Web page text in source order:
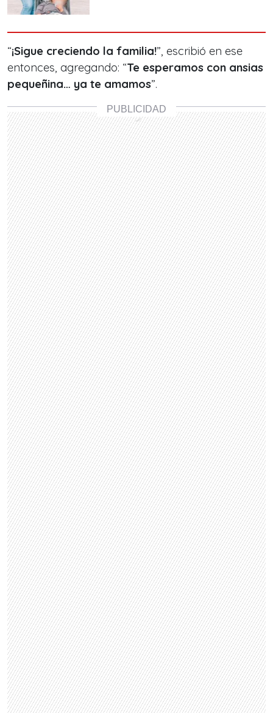
“¡Sigue creciendo la familia!”, escribió en ese
entonces, agregando: “Te esperamos con ansias
pequeñina… ya te amamos”.